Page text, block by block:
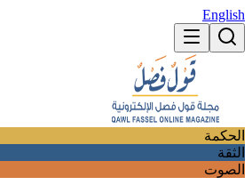
English
الحكمة
الثقة
الصوت